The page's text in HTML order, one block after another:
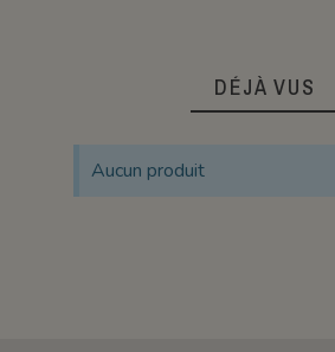
DÉJÀ VUS
Aucun produit